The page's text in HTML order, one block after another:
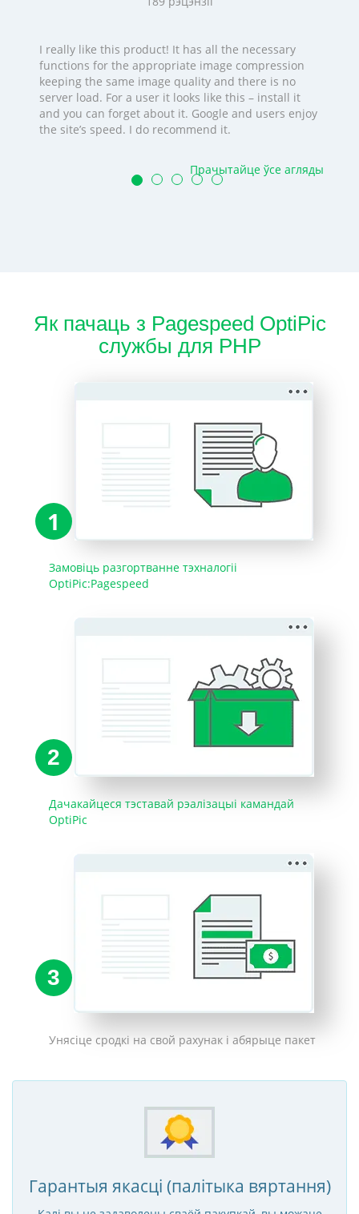
I really like this product! It has all the necessary
functions for the appropriate image compression
keeping the same image quality and there is no
server load. For a user it looks like this – install it
and you can forget about it. Google and users enjoy
the site’s speed. I do recommend it.
Прачытайце ўсе агляды
Як пачаць з Pagespeed OptiPic
службы для PHP
1
Замовіць разгортванне тэхналогіі
OptiPic:Pagespeed
2
Дачакайцеся тэставай рэалізацыі камандай
OptiPic
3
Унясіце сродкі на свой рахунак і абярыце пакет
Гарантыя якасці (палітыка вяртання)